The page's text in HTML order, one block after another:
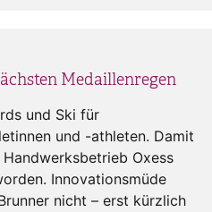
Medaillenregen
und Ski für
und -athleten. Damit
Oxess
Innovationsmüde
nicht – erst kürzlich